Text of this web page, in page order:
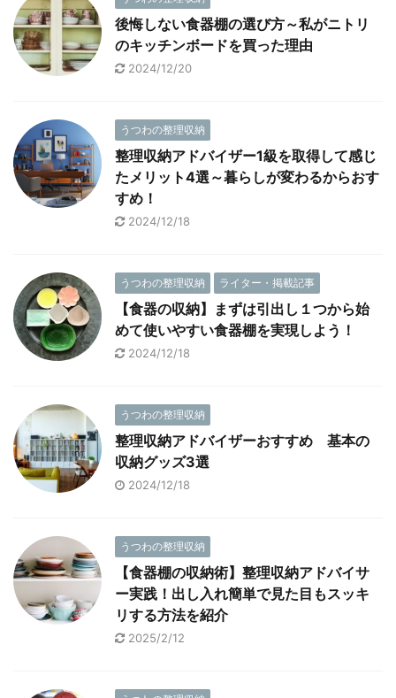
後悔しない食器棚の選び方～私がニトリ
のキッチンボードを買った理由
2024/12/20
うつわの整理収納
整理収納アドバイザー1級を取得して感じ
たメリット4選～暮らしが変わるからおす
すめ！
2024/12/18
うつわの整理収納 ライター・掲載記事
【食器の収納】まずは引出し１つから始
めて使いやすい食器棚を実現しよう！
2024/12/18
うつわの整理収納
整理収納アドバイザーおすすめ 基本の
収納グッズ3選
2024/12/18
うつわの整理収納
【食器棚の収納術】整理収納アドバイサ
ー実践！出し入れ簡単で見た目もスッキ
リする方法を紹介
2025/2/12